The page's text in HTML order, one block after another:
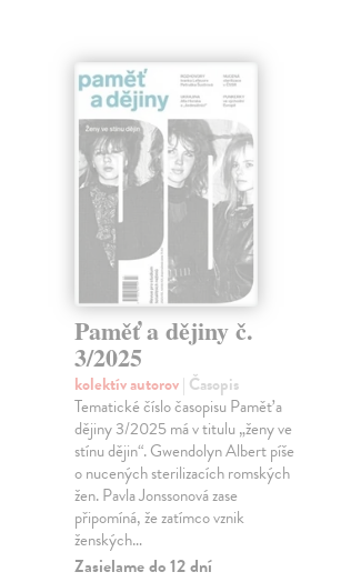
Paměť a dějiny č.
3/2025
kolektív autorov| Časopis
Tematické číslo časopisu Paměť a
dějiny 3/2025 má v titulu „ženy ve
stínu dějin“. Gwendolyn Albert píše
o nucených sterilizacích romských
žen. Pavla Jonssonová zase
připomíná, že zatímco vznik
ženských…
Zasielame do 12 dní